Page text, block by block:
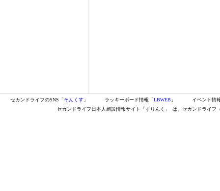
セカンドライフのSNS「そんくす 」 ラッキーボード情報「LBWEB 」
イベント情
セカンドライフ日本人施設情報サイト「すりんく」
は、セカンドライフ